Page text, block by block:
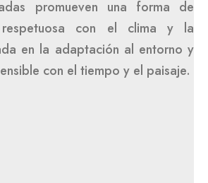
promueven una forma de
respetuosa con el clima y la
en la adaptación al entorno y
con el tiempo y el paisaje.